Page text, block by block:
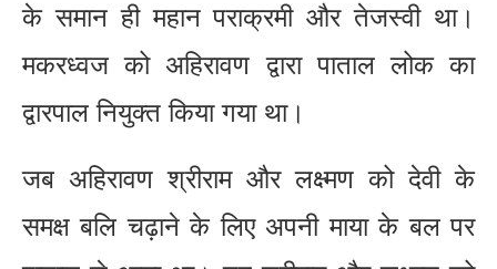
के समान ही महान पराक्रमी और तेजस्वी था।
मकरध्वज को अहिरावण द्वारा पाताल लोक का
द्वारपाल नियुक्त किया गया था।
जब अहिरावण श्रीराम और लक्ष्मण को देवी के
समक्ष बलि चढ़ाने के लिए अपनी माया के बल पर